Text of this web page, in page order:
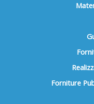
Forniture